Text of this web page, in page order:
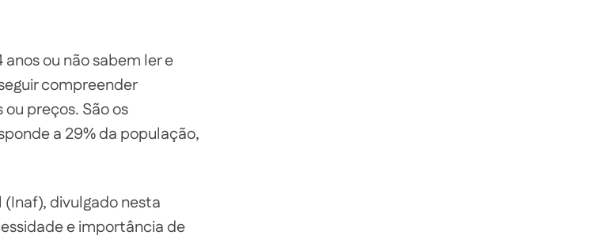
ou não sabem ler e
compreender
preços. São os
a 29% da população,
divulgado nesta
e importância de